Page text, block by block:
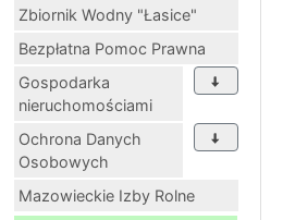
Zbiornik Wodny "Łasice"
Bezpłatna Pomoc Prawna
Gospodarka
nieruchomościami
Ochrona Danych
Osobowych
Mazowieckie Izby Rolne